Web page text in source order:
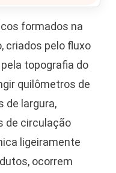
formados na
criados pelo fluxo
topografia do
quilômetros de
de largura,
de circulação
ligeiramente
ocorrem